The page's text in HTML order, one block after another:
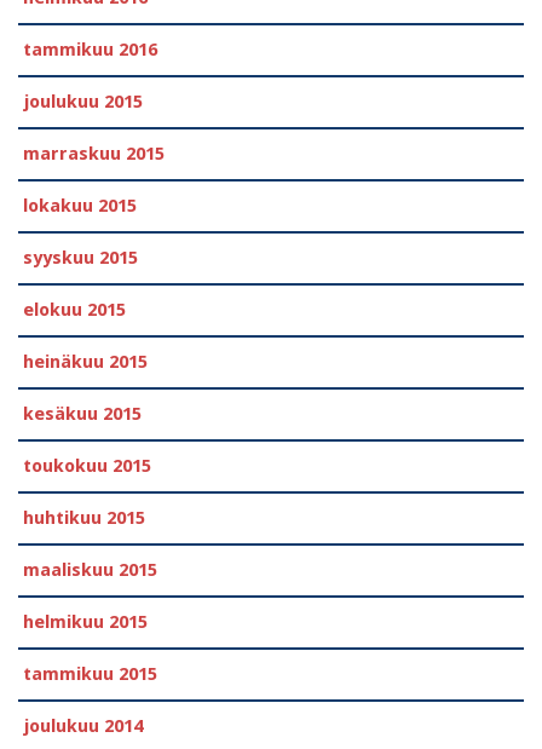
tammikuu 2016
joulukuu 2015
marraskuu 2015
lokakuu 2015
syyskuu 2015
elokuu 2015
heinäkuu 2015
kesäkuu 2015
toukokuu 2015
huhtikuu 2015
maaliskuu 2015
helmikuu 2015
tammikuu 2015
joulukuu 2014